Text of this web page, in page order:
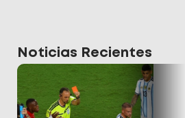
Noticias Recientes